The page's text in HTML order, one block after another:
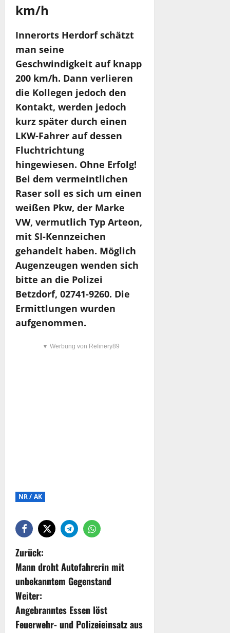
km/h
Innerorts Herdorf schätzt
man seine
Geschwindigkeit auf knapp
200 km/h. Dann verlieren
die Kollegen jedoch den
Kontakt, werden jedoch
kurz später durch einen
LKW-Fahrer auf dessen
Fluchtrichtung
hingewiesen. Ohne Erfolg!
Bei dem vermeintlichen
Raser soll es sich um einen
weißen Pkw, der Marke
VW, vermutlich Typ Arteon,
mit SI-Kennzeichen
gehandelt haben. Möglich
Augenzeugen wenden sich
bitte an die Polizei
Betzdorf, 02741-9260. Die
Ermittlungen wurden
aufgenommen.
▼ Werbung von Refinery89
NR / AK
Zurück:
Mann droht Autofahrerin mit
unbekanntem Gegenstand
Weiter:
Angebranntes Essen löst
Feuerwehr- und Polizeieinsatz aus